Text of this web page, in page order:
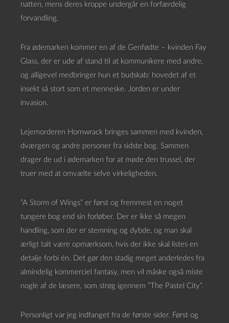
natten, mens deres kroppe undergår en forfærdelig
forvandling.
Fra ødemarken kommer en af de Genfødte – kvinden Fay
Glass, der er ude af stand til at kommunikere med andre,
og alligevel medbringer hun et budskab: hovedet af et
insekt så stort som et menneske. Jorden er under
invasion.
Lejemorderen Hornwrack bringes sammen med kvinden,
dværgen og andre personer fra sidste bog. Sammen
drager de ud i ødemarken for at møde den trussel, der
truer med at omvælte selve virkeligheden.
”A Storm of Wings” er først og fremmest en noget
tungere bog end sin forløber. Der er ikke så megen
handling, som der er stemning og dybde, og man skal
ærligt talt være opmærksom, hvis der ikke skal listes en
detalje forbi én. Det gør den stadig meget anderledes fra
almindelig kommerciel fantasy, men vil måske også miste
nogle af de læsere, som strøg igennem ”The Pastel City”.
Personligt var jeg indfanget fra de første sider. Først og